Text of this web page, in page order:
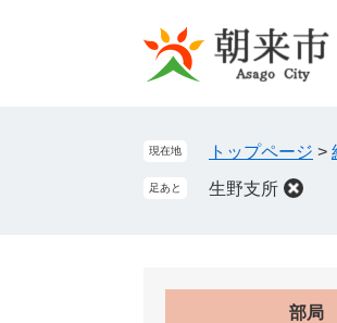
現在地 トップページ >
足あと 生野支所
部局